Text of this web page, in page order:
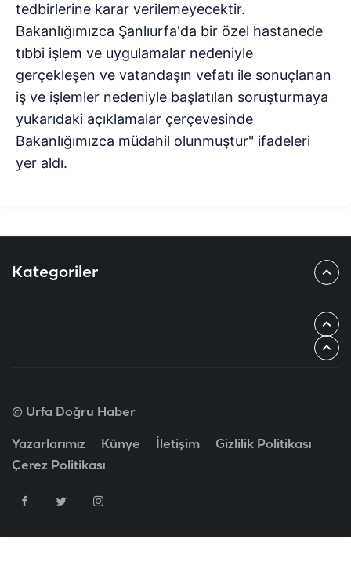
tedbirlerine karar verilemeyecektir.
Bakanlığımızca Şanlıurfa'da bir özel hastanede
tıbbi işlem ve uygulamalar nedeniyle
gerçekleşen ve vatandaşın vefatı ile sonuçlanan
iş ve işlemler nedeniyle başlatılan soruşturmaya
yukarıdaki açıklamalar çerçevesinde
Bakanlığımızca müdahil olunmuştur" ifadeleri
yer aldı.
Kategoriler
© Urfa Doğru Haber
Yazarlarımız Künye İletişim
Gizlilik Politikası
Çerez Politikası